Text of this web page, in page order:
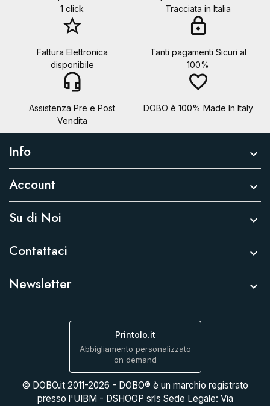
1 click
Tracciata in Italia
star_border
Fattura Elettronica
disponibile
lock
Tanti pagamenti Sicuri al
100%
headset_mic
Assistenza Pre e Post
Vendita
favorite_border
DOBO è 100% Made In Italy
Info 
Account 
Su di Noi 
Contattaci 
Newsletter 
Printolo.it
Abbigliamento personalizzato
on demand
© DOBO.it 2011-2026 - DOBO® è un marchio registrato
presso l'UIBM - DSHOOP srls Sede Legale: Via